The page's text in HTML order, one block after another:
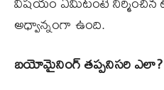
అధ్వాన్నంగా ఉంది.
బయోమైనింగ్‌ తప్పనిసరి ఎలా?